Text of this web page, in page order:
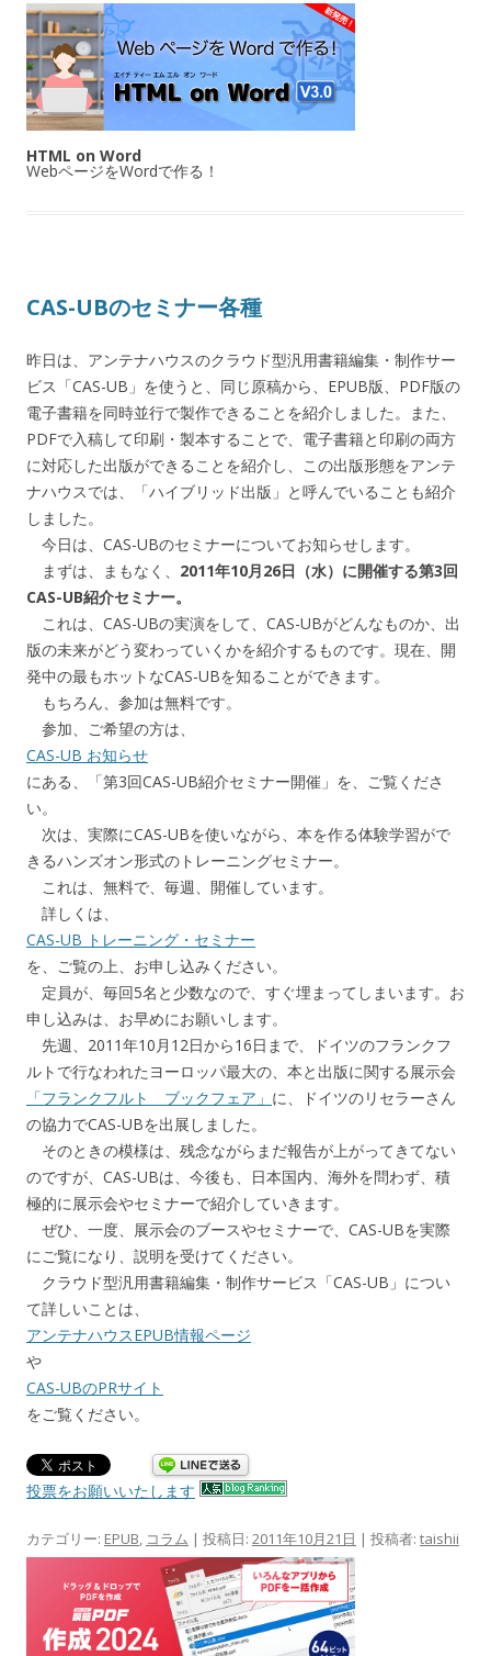
HTML on Word
WebページをWordで作る！
CAS-UBのセミナー各種
昨日は、アンテナハウスのクラウド型汎用書籍編集・制作サー
ビス「CAS-UB」を使うと、同じ原稿から、EPUB版、PDF版の
電子書籍を同時並行で製作できることを紹介しました。また、
PDFで入稿して印刷・製本することで、電子書籍と印刷の両方
に対応した出版ができることを紹介し、この出版形態をアンテ
ナハウスでは、「ハイブリッド出版」と呼んでいることも紹介
しました。
今日は、CAS-UBのセミナーについてお知らせします。
まずは、まもなく、 2011年10月26日（水）に開催する第3回
CAS-UB紹介セミナー。
これは、CAS-UBの実演をして、CAS-UBがどんなものか、出
版の未来がどう変わっていくかを紹介するものです。現在、開
発中の最もホットなCAS-UBを知ることができます。
もちろん、参加は無料です。
参加、ご希望の方は、
CAS-UB お知らせ
にある、「第3回CAS-UB紹介セミナー開催」を、ご覧くださ
い。
次は、実際にCAS-UBを使いながら、本を作る体験学習がで
きるハンズオン形式のトレーニングセミナー。
これは、無料で、毎週、開催しています。
詳しくは、
CAS-UB トレーニング・セミナー
を、ご覧の上、お申し込みください。
定員が、毎回5名と少数なので、すぐ埋まってしまいます。お
申し込みは、お早めにお願いします。
先週、2011年10月12日から16日まで、ドイツのフランクフ
ルトで行なわれたヨーロッパ最大の、本と出版に関する展示会
「フランクフルト ブックフェア」 に、ドイツのリセラーさん
の協力でCAS-UBを出展しました。
そのときの模様は、残念ながらまだ報告が上がってきてない
のですが、CAS-UBは、今後も、日本国内、海外を問わず、積
極的に展示会やセミナーで紹介していきます。
ぜひ、一度、展示会のブースやセミナーで、CAS-UBを実際
にご覧になり、説明を受けてください。
クラウド型汎用書籍編集・制作サービス「CAS-UB」につい
て詳しいことは、
アンテナハウスEPUB情報ページ
や
CAS-UBのPRサイト
をご覧ください。
投票をお願いいたします
カテゴリー: EPUB, コラム | 投稿日: 2011年10月21日 | 投稿者: taishii